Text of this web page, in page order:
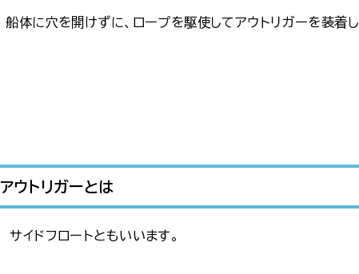
船体に穴を開けずに、ロープを駆使してアウトリガーを装着し
アウトリガーとは
サイドフロートともいいます。